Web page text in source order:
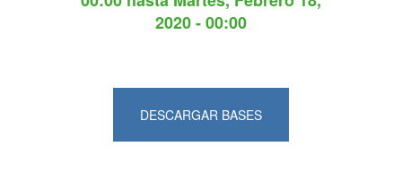
2020 - 00:00
DESCARGAR BASES